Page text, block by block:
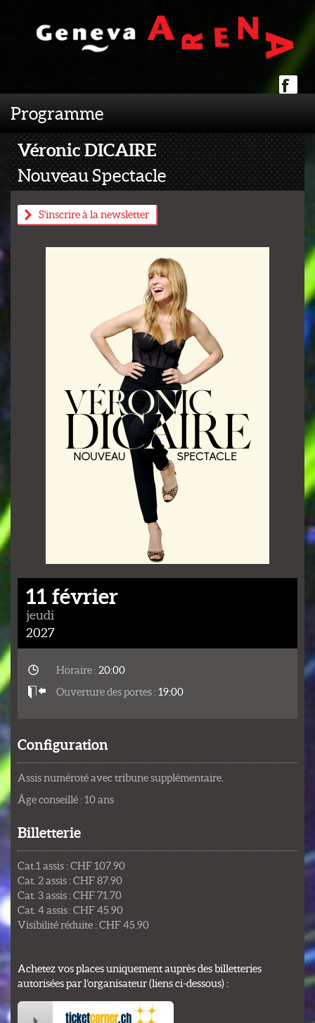
Programme
Véronic DICAIRE
Nouveau Spectacle
S'inscrire à la newsletter
11 février
jeudi
2027
Horaire :20:00
Ouverture des portes :19:00
Configuration
Assis numéroté avec tribune supplémentaire.
Âge conseillé : 10 ans
Billetterie
Cat.1 assis : CHF 107.90
Cat. 2 assis : CHF 87.90
Cat. 3 assis : CHF 71.70
Cat. 4 assis : CHF 45.90
Visibilité réduite : CHF 45.90
Achetez vos places uniquement auprès des billetteries
autorisées par l’organisateur (liens ci-dessous) :